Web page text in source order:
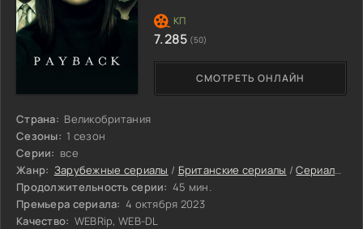
Страна: Великобритания
Сезоны: 1 сезон
Серии: все
Жанр: Зарубежные сериалы / Британские сериалы /Сериалы с высоким рейтингом
Продолжительность серии: 45 мин.
Премьера сериала: 4 октября 2023
Качество: WEBRip, WEB-DL
СМОТРЕТЬ ОНЛАЙН
7.285 (50)